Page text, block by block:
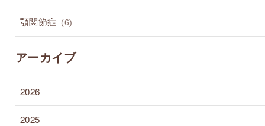
顎関節症 (6)
アーカイブ
2026
2025